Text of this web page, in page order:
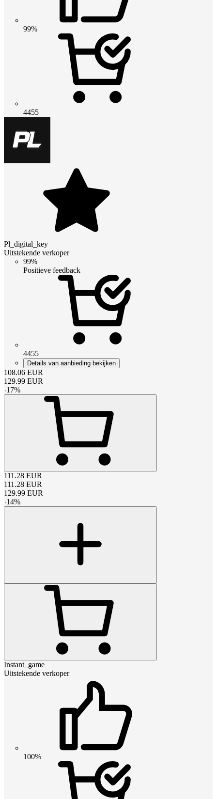
99%
4455
Pl_digital_key
Uitstekende verkoper
99%
Positieve feedback
4455
Details van aanbieding bekijken
108.06 EUR
129.99 EUR
-17%
111.28 EUR
111.28 EUR
129.99 EUR
-14%
Instant_game
Uitstekende verkoper
100%